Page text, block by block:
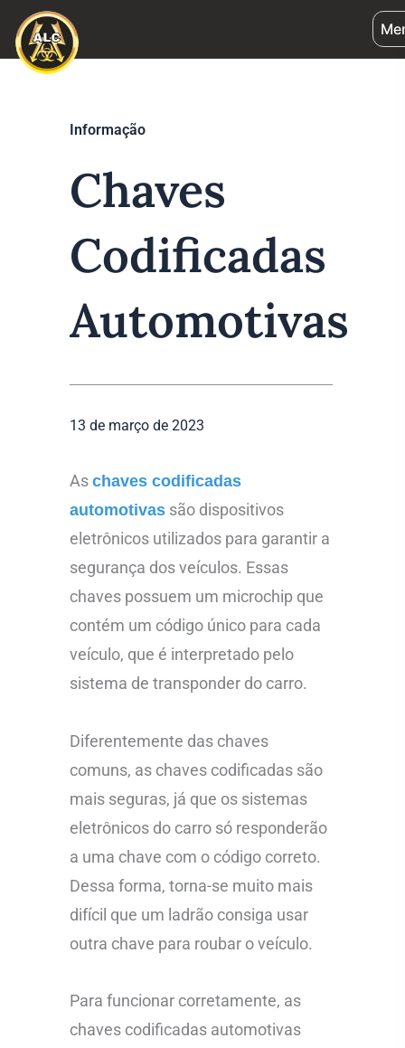
para
conteúdo
Informação
Chaves
Codificadas
Automotivas
13 de março de 2023
Aschaves codificadas
automotivas são dispositivos
eletrônicos utilizados para garantir a
segurança dos veículos. Essas
chaves possuem um microchip que
contém um código único para cada
veículo, que é interpretado pelo
sistema de transponder do carro.
Diferentemente das chaves
comuns, as chaves codificadas são
mais seguras, já que os sistemas
eletrônicos do carro só responderão
a uma chave com o código correto.
Dessa forma, torna-se muito mais
difícil que um ladrão consiga usar
outra chave para roubar o veículo.
Para funcionar corretamente, as
chaves codificadas automotivas